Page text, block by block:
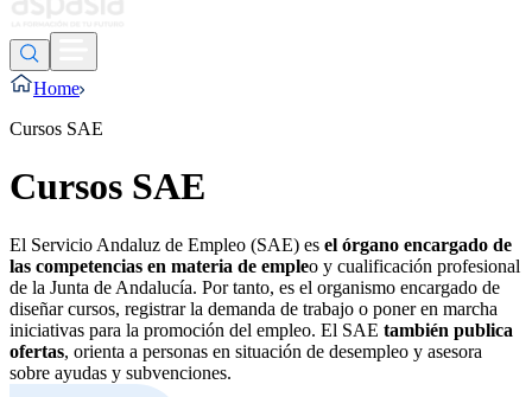
Home
Cursos SAE
Cursos SAE
El Servicio Andaluz de Empleo (SAE) es el órgano encargado de
las competencias en materia de empleo y cualificación profesional
de la Junta de Andalucía. Por tanto, es el organismo encargado de
diseñar cursos, registrar la demanda de trabajo o poner en marcha
iniciativas para la promoción del empleo. El SAE también publica
ofertas, orienta a personas en situación de desempleo y asesora
sobre ayudas y subvenciones.